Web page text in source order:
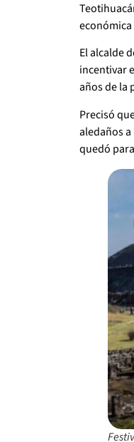
económica
El alcalde
incentivar
años de la
Precisó
aledaños
quedó